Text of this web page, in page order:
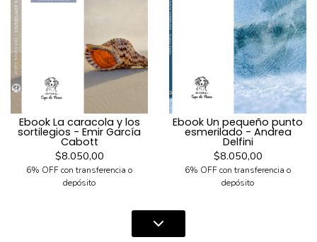
Ebook La caracola y los
sortilegios - Emir García
Cabott
$8.050,00
6% OFF con transferencia o
depósito
Ebook Un pequeño punto
esmerilado - Andrea
Delfini
$8.050,00
6% OFF con transferencia o
depósito